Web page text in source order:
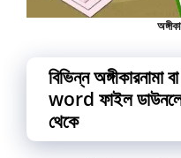
বিভিন্নঅঙ্গীকারনামা
word ফাইল
থেকে